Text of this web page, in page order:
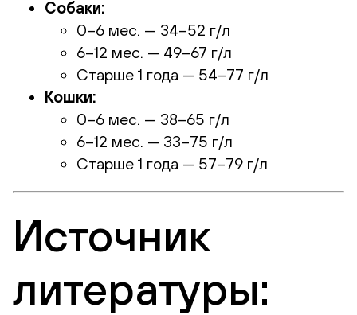
Собаки:
0–6 мес. — 34–52 г/л
6–12 мес. — 49–67 г/л
Старше 1 года — 54–77 г/л
Кошки:
0–6 мес. — 38–65 г/л
6–12 мес. — 33–75 г/л
Старше 1 года — 57–79 г/л
Источник
литературы: